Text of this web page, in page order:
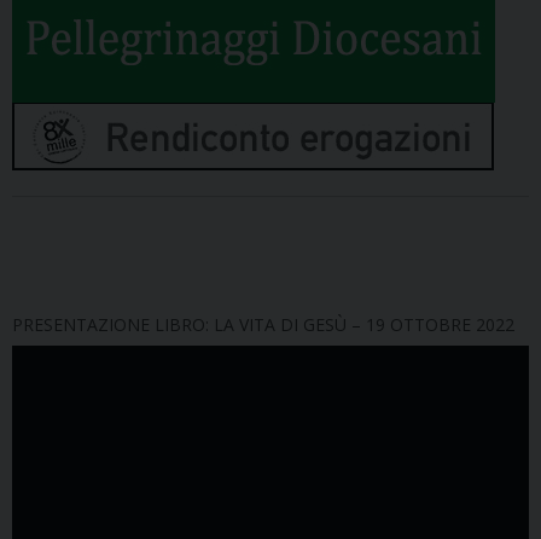
PRESENTAZIONE LIBRO: LA VITA DI GESÙ – 19 OTTOBRE 2022